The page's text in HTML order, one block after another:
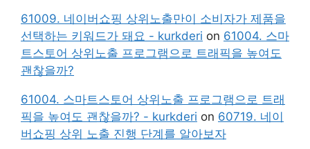
61009. 네이버쇼핑 상위노출만이 소비자가 제품을
선택하는 키워드가 돼요 - kurkderi on 61004. 스마
트스토어 상위노출 프로그램으로 트래픽을 높여도
괜찮을까?
61004. 스마트스토어 상위노출 프로그램으로 트래
픽을 높여도 괜찮을까? - kurkderi on 60719. 네이
버쇼핑 상위 노출 진행 단계를 알아보자